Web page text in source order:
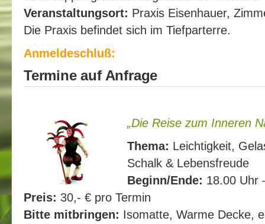
Veranstaltungsort: Praxis Eisenhauer,
Die Praxis befindet sich im Tiefparterre.
Anmeldeschluß:
Termine auf Anfrage
„Die Reise zum Inneren
Thema: Leichtigkeit,
Schalk & Lebensfreude
Beginn/Ende: 18.00 Uhr
Preis: 30,- € pro Termin
Bitte mitbringen: Isomatte, Warme Decke,